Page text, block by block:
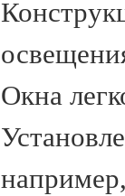
Окна